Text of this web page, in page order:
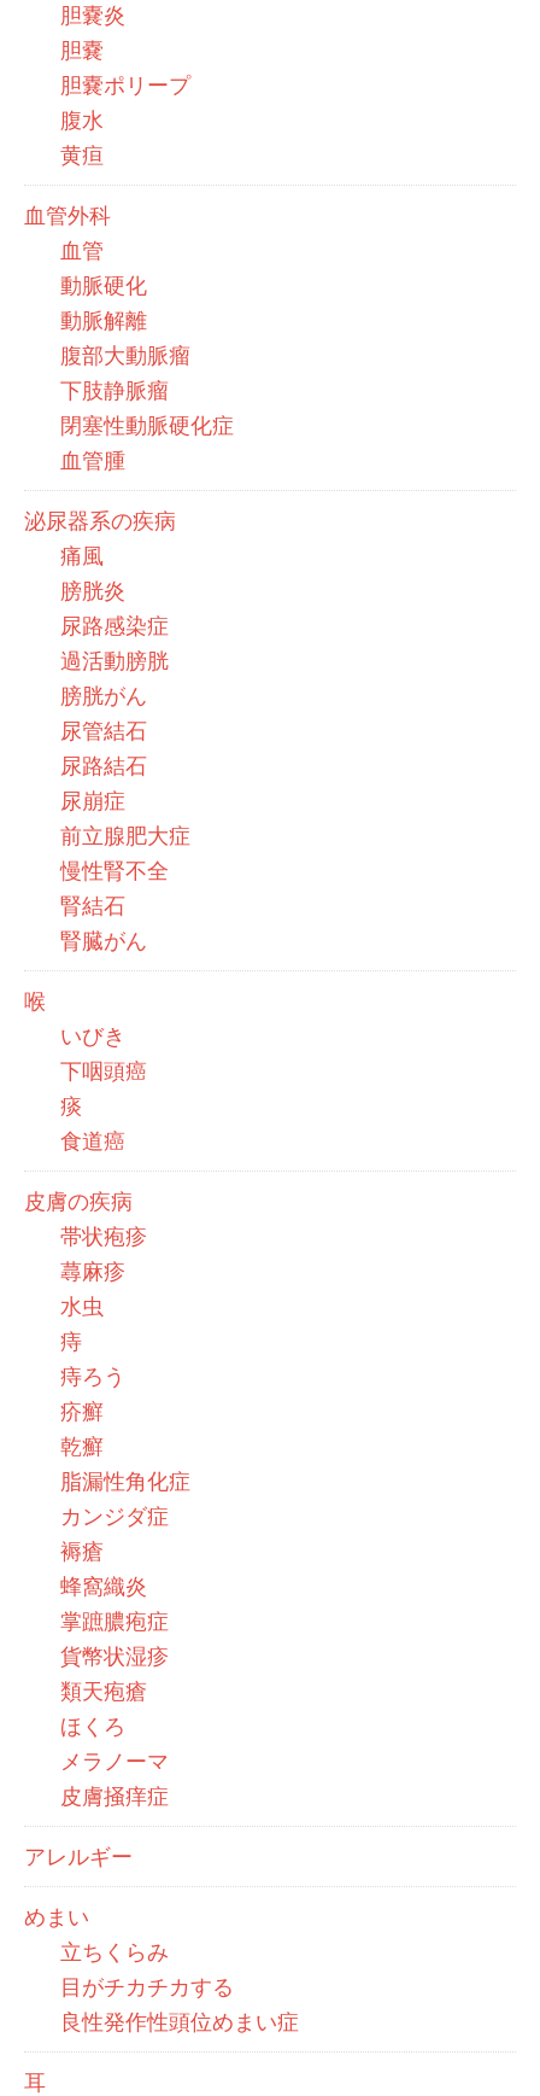
胆嚢炎
胆嚢
胆嚢ポリープ
腹水
黄疸
血管外科
血管
動脈硬化
動脈解離
腹部大動脈瘤
下肢静脈瘤
閉塞性動脈硬化症
血管腫
泌尿器系の疾病
痛風
膀胱炎
尿路感染症
過活動膀胱
膀胱がん
尿管結石
尿路結石
尿崩症
前立腺肥大症
慢性腎不全
腎結石
腎臓がん
喉
いびき
下咽頭癌
痰
食道癌
皮膚の疾病
帯状疱疹
蕁麻疹
水虫
痔
痔ろう
疥癬
乾癬
脂漏性角化症
カンジダ症
褥瘡
蜂窩織炎
掌蹠膿疱症
貨幣状湿疹
類天疱瘡
ほくろ
メラノーマ
皮膚掻痒症
アレルギー
めまい
立ちくらみ
目がチカチカする
良性発作性頭位めまい症
耳